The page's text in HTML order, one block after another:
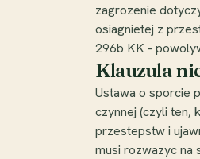
zagrozenie
osiagnietej z
296b KK -
Klauzula
Ustawa o sporcie
czynnej (czyli ten,
przestepstw i
musi rozwazyc na